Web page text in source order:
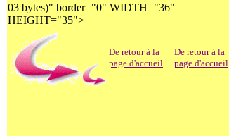
03 bytes)" border="0" WIDTH="36"
HEIGHT="35">
De retour à la
page d'accueil
De retour à la
page d'accueil